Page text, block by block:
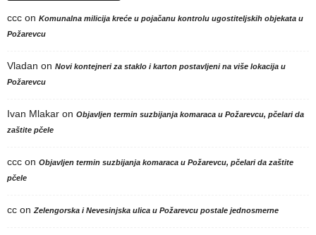
ccc on Komunalna milicija kreće u pojačanu kontrolu ugostiteljskih objekata u
Požarevcu
Vladan on Novi kontejneri za staklo i karton postavljeni na više lokacija u
Požarevcu
Ivan Mlakar on Objavljen termin suzbijanja komaraca u Požarevcu, pčelari da
zaštite pčele
ccc on Objavljen termin suzbijanja komaraca u Požarevcu, pčelari da zaštite
pčele
cc on Zelengorska i Nevesinjska ulica u Požarevcu postale jednosmerne